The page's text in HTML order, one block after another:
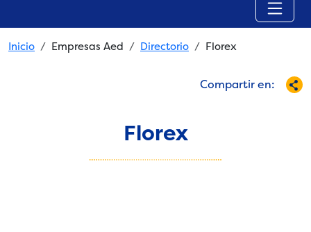
Breadcrumb
Inicio Empresas Aed Directorio Florex
Compartir en:
Florex